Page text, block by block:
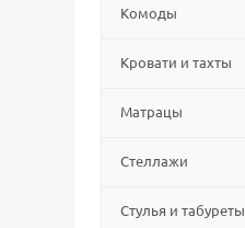
Комоды
Кровати и тахты
Матрацы
Стеллажи
Cтулья и табуреты